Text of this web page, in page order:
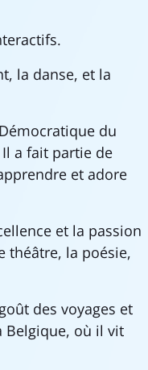
la danse, et la
du
Il a fait partie de
et adore
et la passion
théâtre, la poésie,
des voyages et
Belgique, où il vit